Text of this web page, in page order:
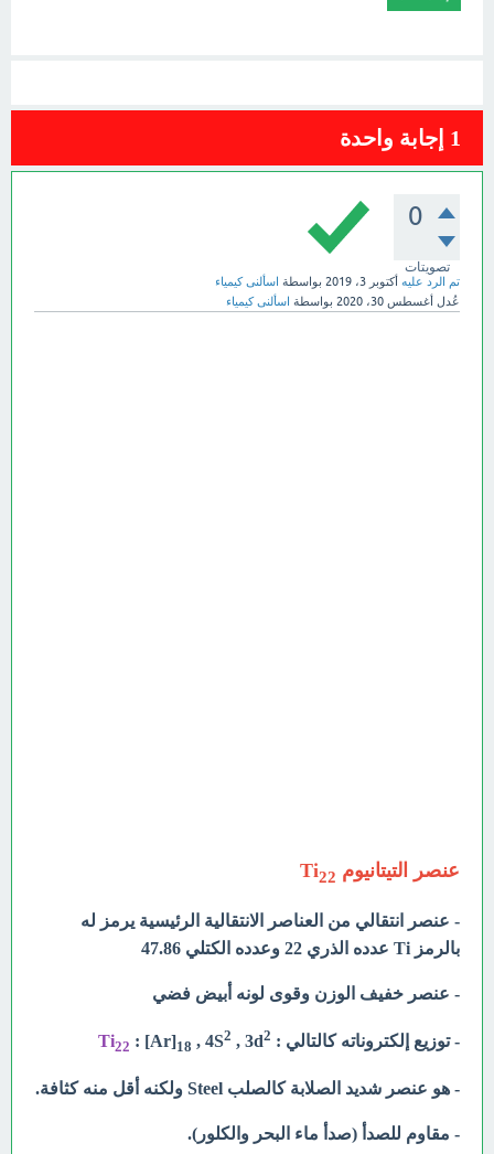
1 إجابة واحدة
0
تصويتات
تم الرد عليه أكتوبر 3، 2019 بواسطة اسألنى كيمياء
عُدل أغسطس 30، 2020 بواسطة اسألنى كيمياء
عنصر التيتانيوم Ti 22
- عنصر انتقالي من العناصر الانتقالية الرئيسية يرمز له
بالرمز Ti عدده الذري 22 وعدده الكتلي 47.86
- عنصر خفيف الوزن وقوى لونه أبيض فضي
- توزيع إلكتروناته كالتالي : Ti22 : [Ar]18 , 4S2 , 3d2
- هو عنصر شديد الصلابة كالصلب Steel ولكنه أقل منه كثافة.
- مقاوم للصدأ (صدأ ماء البحر والكلور).